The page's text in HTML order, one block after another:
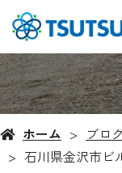
ホーム ブロ
石川県金沢市ビ